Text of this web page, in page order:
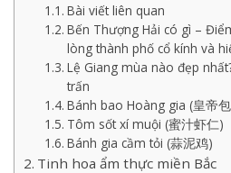
Bài viết liên quan
Bến Thượng Hải có gì –
lòng thành phố cổ kính và
Lệ Giang mùa nào đẹp
trấn
Bánh bao Hoàng gia (皇帝
Tôm sốt xí muội (蜜汁虾仁)
Bánh gia cầm tỏi (蒜泥鸡)
Tinh hoa ẩm thực miền Bắc